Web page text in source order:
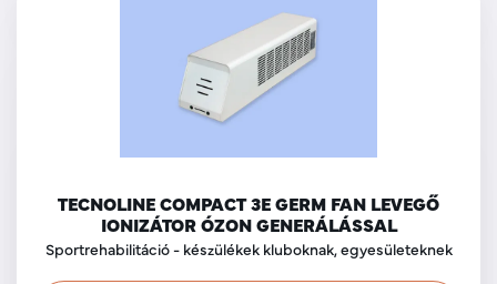
TECNOLINE COMPACT 3E GERM FAN LEVEGŐ
IONIZÁTOR ÓZON GENERÁLÁSSAL
Sportrehabilitáció - készülékek kluboknak, egyesületeknek